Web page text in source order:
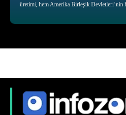
üretimi, hem Amerika Birleşik Devletleri’nin